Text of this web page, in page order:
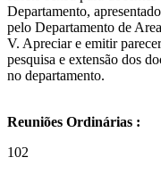
Departamento,
pelo Departamento de
V. Apreciar e emitir
pesquisa e extensão dos
no departamento.
Reuniões Ordinárias :
102